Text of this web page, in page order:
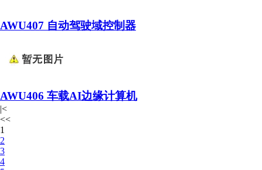
AWU407 自动驾驶域控制器
AWU406 车载AI边缘计算机
|<
<<
1
2
3
4